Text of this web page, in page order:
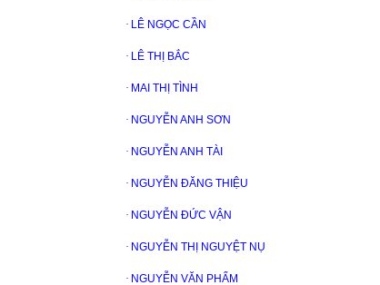
· LÊ NGỌC CẦN
· LÊ THỊ BẮC
· MAI THỊ TÌNH
· NGUYỄN ANH SƠN
· NGUYỄN ANH TÀI
· NGUYỄN ĐĂNG THIỆU
· NGUYỄN ĐỨC VẬN
· NGUYỄN THỊ NGUYỆT NỤ
· NGUYỄN VĂN PHẨM